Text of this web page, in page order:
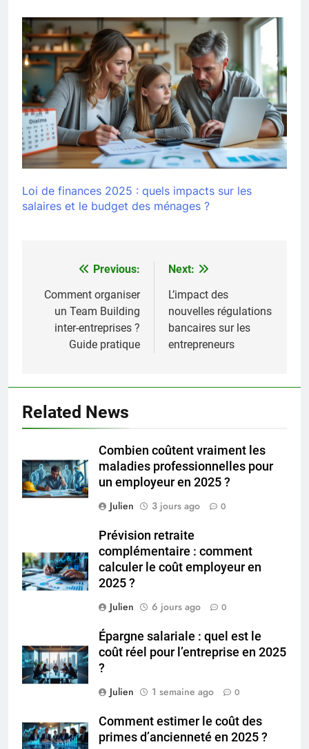
Loi de finances 2025 : quels impacts sur les
salaires et le budget des ménages ?
Navigation
de
l’article
Previous:
Comment organiser
un Team Building
inter-entreprises ?
Guide pratique
Next:
L’impact des
nouvelles régulations
bancaires sur les
entrepreneurs
Related News
Combien coûtent vraiment les
maladies professionnelles pour
un employeur en 2025 ?
Julien
3 jours ago 0
Prévision retraite
complémentaire : comment
calculer le coût employeur en
2025 ?
Julien
6 jours ago 0
Épargne salariale : quel est le
coût réel pour l’entreprise en 2025
?
Julien
1 semaine ago 0
Comment estimer le coût des
primes d’ancienneté en 2025 ?